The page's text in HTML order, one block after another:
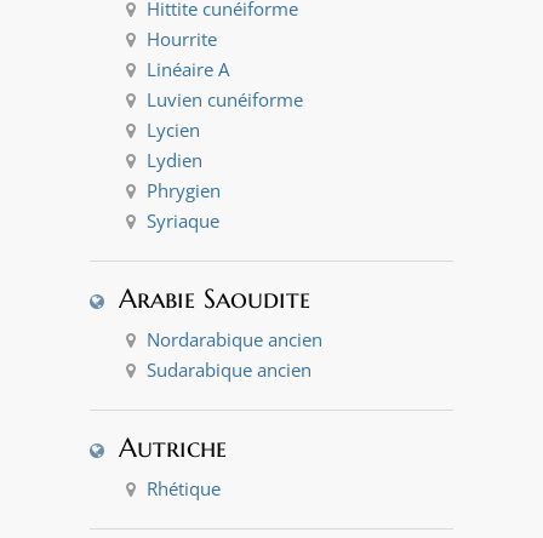
Hittite cunéiforme
Hourrite
Linéaire A
Luvien cunéiforme
Lycien
Lydien
Phrygien
Syriaque
Arabie Saoudite
Nordarabique ancien
Sudarabique ancien
Autriche
Rhétique